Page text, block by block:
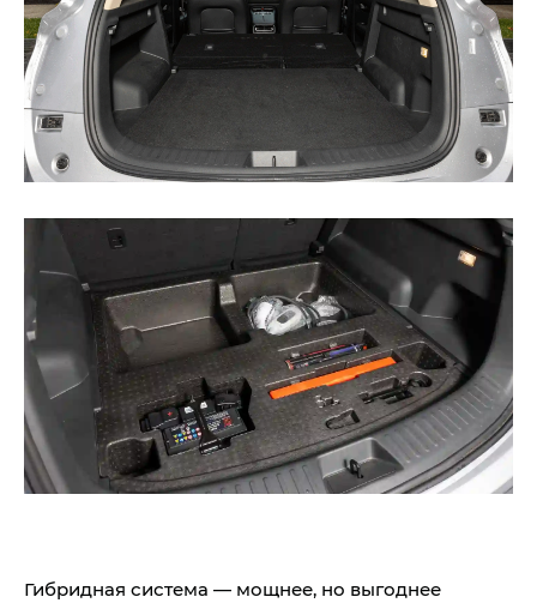
Гибридная система — мощнее, но выгоднее